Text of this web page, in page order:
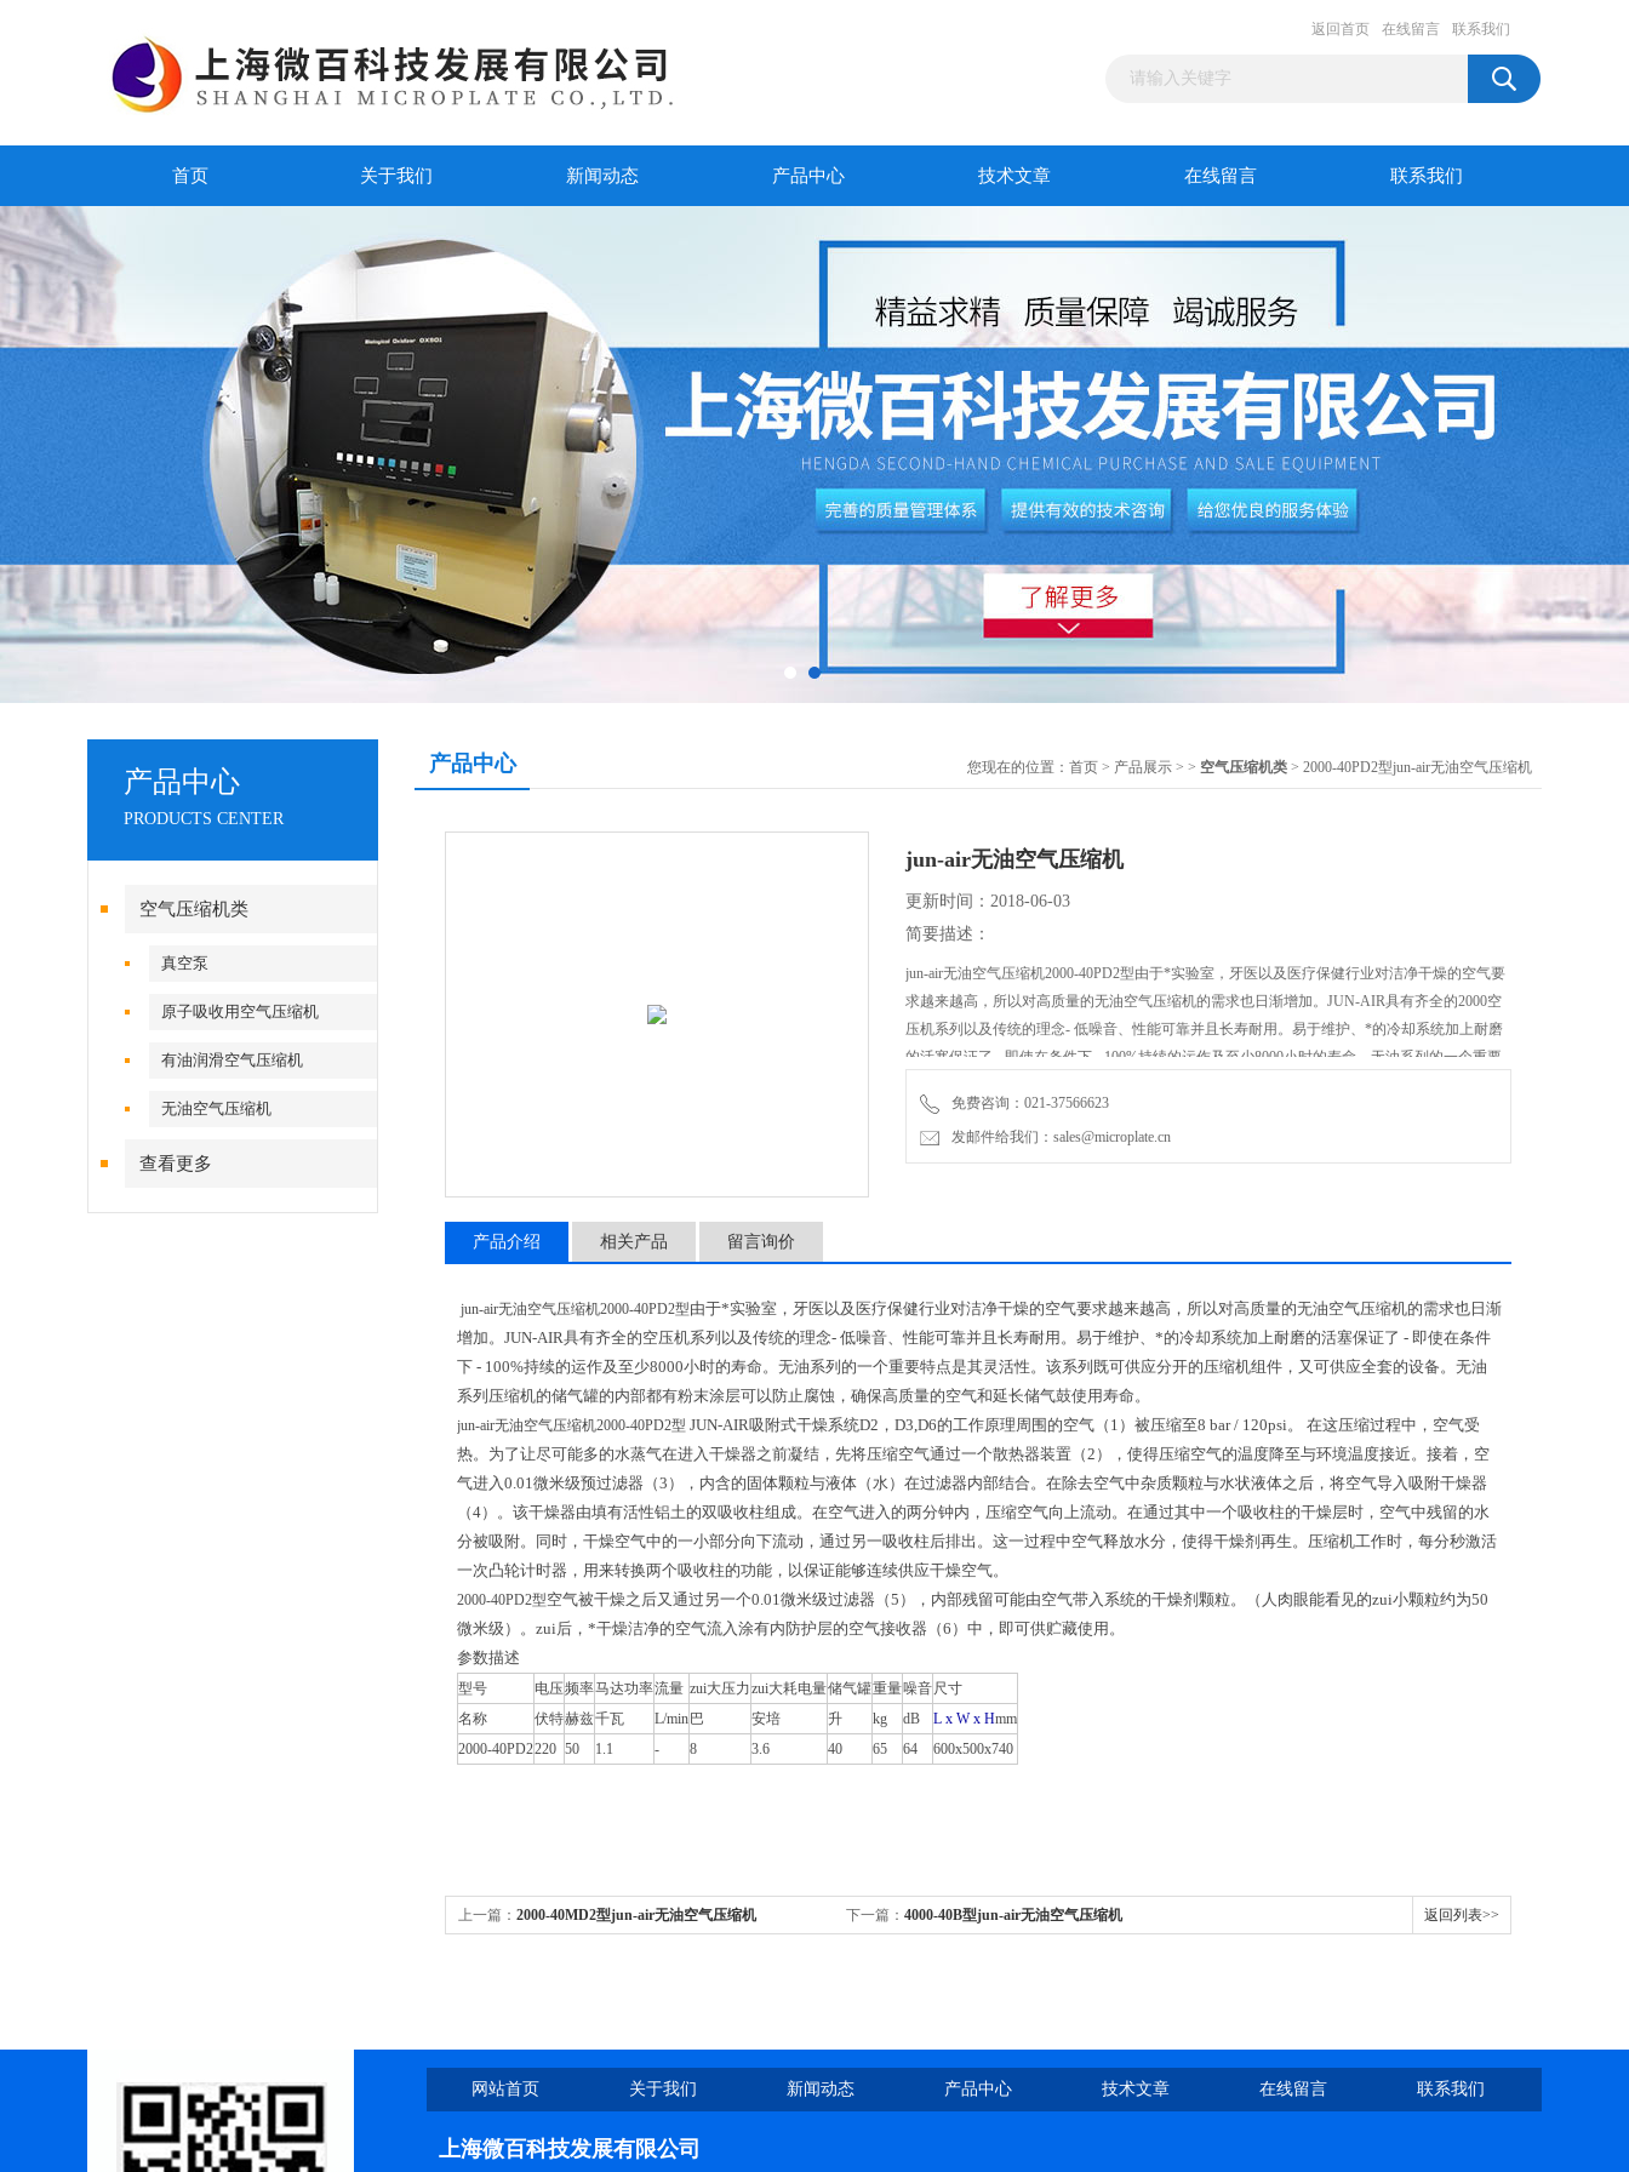
返回首页 在线留言 联系我们
首页 关于我们 新闻动态 产品中心 技术文章 在线留言 联系我们
产品中心
PRODUCTS CENTER
空气压缩机类
真空泵
原子吸收用空气压缩机
有油润滑空气压缩机
无油空气压缩机
查看更多
产品中心 您现在的位置： 首页 > 产品展示 > > 空气压缩机类 > 2000-40PD2型jun-air无油空气压缩机
jun-air无油空气压缩机
更新时间：2018-06-03
简要描述：
jun-air无油空气压缩机2000-40PD2型由于*实验室，牙医以及医疗保健行业对洁净干燥的空气要
求越来越高，所以对高质量的无油空气压缩机的需求也日渐增加。JUN-AIR具有齐全的2000空
压机系列以及传统的理念- 低噪音、性能可靠并且长寿耐用。易于维护、*的冷却系统加上耐磨
的活塞保证了 - 即使在条件下 - 100%持续的运作及至少8000小时的寿命。无油系列的一个重要
免费咨询：021-37566623
发邮件给我们：sales@microplate.cn
产品介绍 相关产品 留言询价
jun-air无油空气压缩机2000-40PD2型由于*实验室，牙医以及医疗保健行业对洁净干燥的空气要求越来越高，所以对高质量的无油空气压缩机的需求也日渐
增加。 JUN-AIR具有齐全的空压机系列以及传统的理念- 低噪音、性能可靠并且长寿耐用。易于维护、*的冷却系统加上耐磨的活塞保证了 - 即使在条件
下 - 100%持续的运作及至少8000小时的寿命。无油系列的一个重要特点是其灵活性。该系列既可供应分开的压缩机组件，又可供应全套的设备。 无油
系列压缩机的储气罐的内部都有粉末涂层可以防止腐蚀，确保高质量的空气和延长储气鼓使用寿命。
jun-air无油空气压缩机2000-40PD2型 JUN-AIR吸附式干燥系统D2 ， D3,D6的工作原理周围的空气（ 1 ）被压缩至8 bar / 120psi。
在这压缩过程中，空气受
热。为了让尽可能多的水蒸气在进入干燥器之前凝结，先将压缩空气通过一个散热器装置（2 ），使得压缩空气的温度降至与环境温度接近。接着，空
气进入0.01微米级预过滤器（3 ），内含的固体颗粒与液体（水）在过滤器内部结合。在除去空气中杂质颗粒与水状液体之后，将空气导入吸附干燥器
（4）。该干燥器由填有活性铝土的双吸收柱组成。在空气进入的两分钟内，压缩空气向上流动。在通过其中一个吸收柱的干燥层时，空气中残留的水
分被吸附。同时，干燥空气中的一小部分向下流动，通过另一吸收柱后排出。这一过程中空气释放水分，使得干燥剂再生。压缩机工作时，每分秒激活
一次凸轮计时器，用来转换两个吸收柱的功能，以保证能够连续供应干燥空气。
2000-40PD2型空气被干燥之后又通过另一个0.01微米级过滤器（5 ），内部残留可能由空气带入系统的干燥剂颗粒。（人肉眼能看见的zui小颗粒约为50
微米级）。zui后，*干燥洁净的空气流入涂有内防护层的空气接收器（6 ）中，即可供贮藏使用。
参数描述
型号 电压频率马达功率流量 zui大压力zui大耗电量储气罐重量噪音尺寸
名称
伏特赫兹千瓦 L/min 巴 安培 升 kg dB L x W x Hmm
2000-40PD2220 50 1.1 - 8 3.6 40 65 64 600x500x740
上一篇： 2000-40MD2型jun-air无油空气压缩机 下一篇： 4000-40B型jun-air无油空气压缩机 返回列表>>
网站首页 关于我们 新闻动态 产品中心 技术文章 在线留言 联系我们
上海微百科技发展有限公司